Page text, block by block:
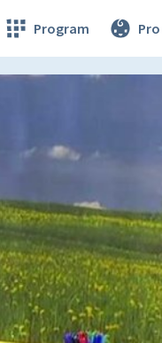
Program